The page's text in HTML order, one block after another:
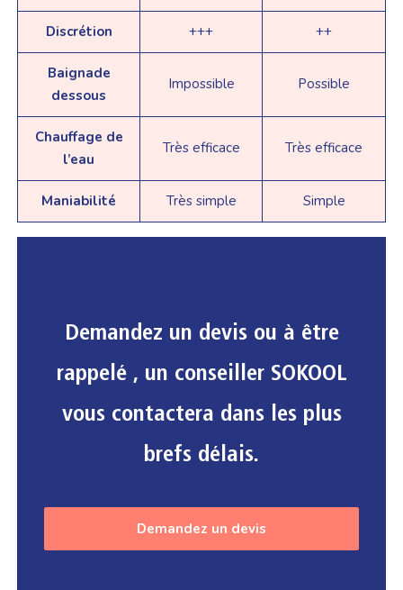
Discrétion +++ ++
Baignade
dessous
Impossible Possible
Chauffage de
l’eau
Très efficace Très efficace
Maniabilité Très simple Simple
Demandez un devis ou à être
rappelé , un conseiller SOKOOL
vous contactera dans les plus
brefs délais.
Demandez un devis